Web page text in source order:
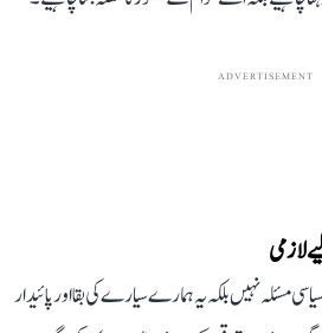
ADVERTISEMENT
لازمی
مسئلہ نہیں بلکہ یہ ہمارے سیارے کی بقا اور پائیدار